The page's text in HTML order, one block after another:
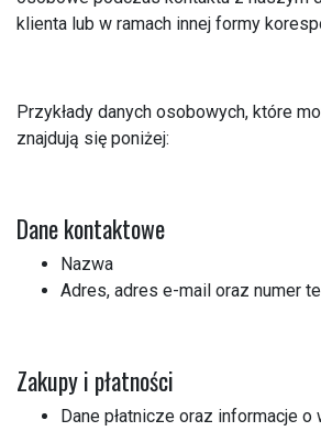
klienta lub w ramach innej formy
Przykłady danych osobowych, które
znajdują się poniżej:
Dane kontaktowe
Nazwa
Adres, adres e-mail oraz numer
Zakupy i płatności
Dane płatnicze oraz informacje